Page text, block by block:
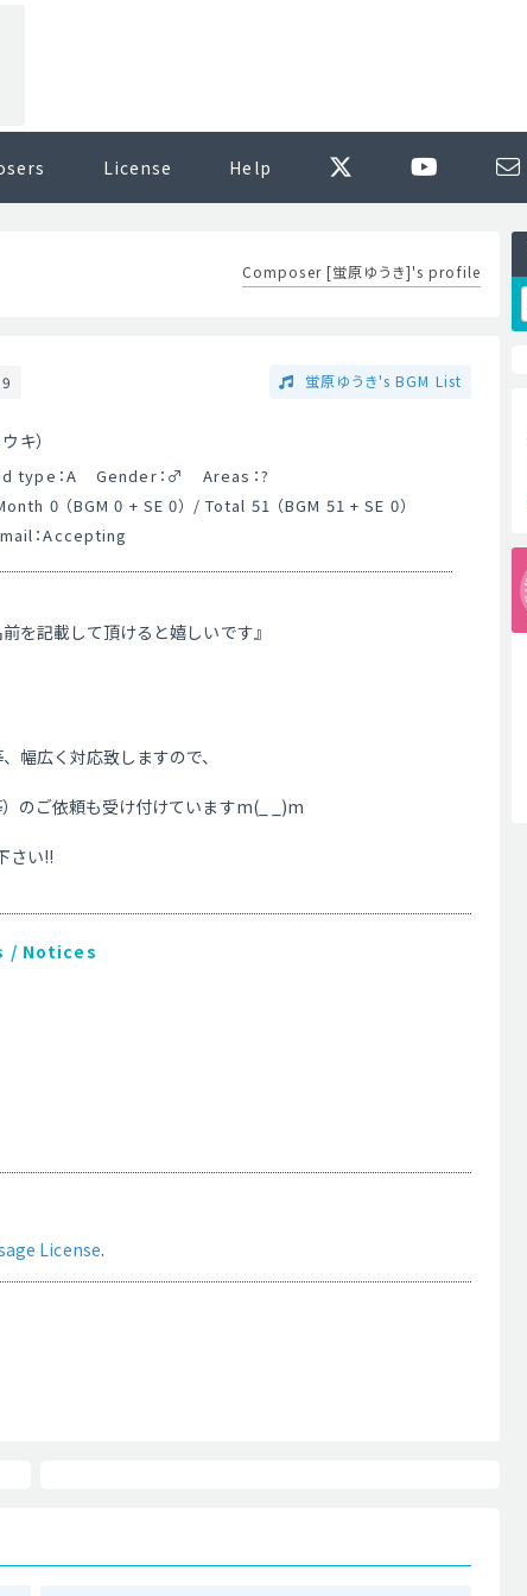
License Help
Composer [蛍原ゆうき]'s profile
蛍原ゆうき's BGM List
キ）
type：A Gender： ♂
Areas：?
0 （BGM 0 + SE 0） / Total 51 （BGM 51 + SE 0）
：Accepting
を記載して頂けると嬉しいです』
幅広く対応致しますので、
のご依頼も受け付けていますm(_ _)m
さい!!
/ Notices
License.